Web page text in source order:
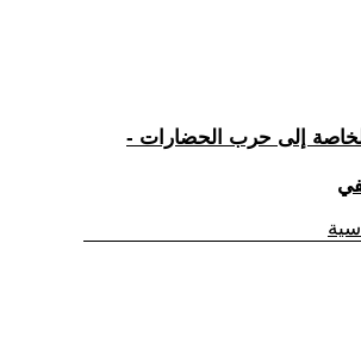
الخاصة إلى حرب الحضارات -